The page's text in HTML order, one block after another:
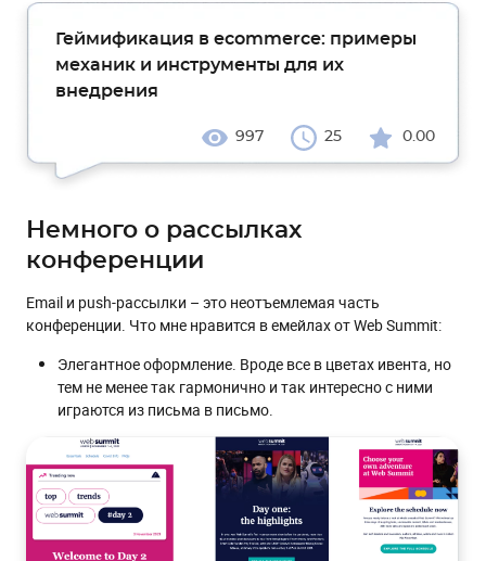
Геймификация в ecommerce: примеры
механик и инструменты для их
внедрения
997 25 0.00
Немного о рассылках
конференции
Email и push-рассылки – это неотъемлемая часть
конференции. Что мне нравится в емейлах от Web Summit:
Элегантное оформление. Вроде все в цветах ивента, но
тем не менее так гармонично и так интересно с ними
играются из письма в письмо.